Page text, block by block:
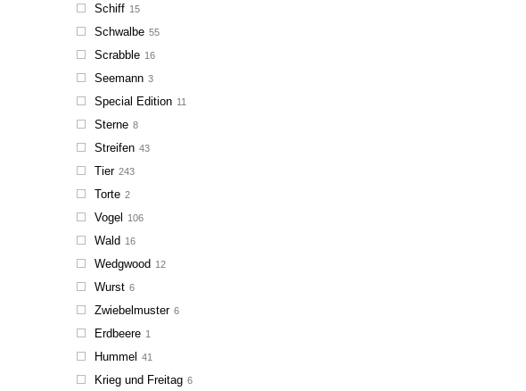
Schiff 15
Schwalbe 55
Scrabble 16
Seemann 3
Special Edition 11
Sterne 8
Streifen 43
Tier 243
Torte 2
Vogel 106
Wald 16
Wedgwood 12
Wurst 6
Zwiebelmuster 6
Erdbeere 1
Hummel 41
Krieg und Freitag 6